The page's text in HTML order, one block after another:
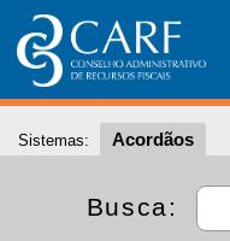
Sistemas: Acordãos
Busca: